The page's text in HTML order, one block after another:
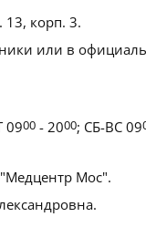
13, корп. 3.
или в
0900 - 2000; СБ-ВС 09
Мос".